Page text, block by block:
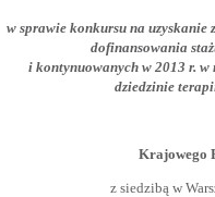
w sprawie konkursu na
dofinansowania
i kontynuowanych w 2013 r.
dziedzinie
Krajowego
z siedzibą w